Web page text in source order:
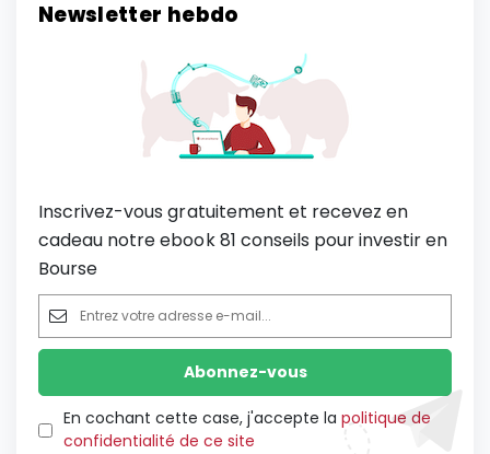
Newsletter hebdo
Inscrivez-vous gratuitement et recevez en
cadeau notre ebook 81 conseils pour investir en
Bourse
En cochant cette case, j'accepte la politique de
confidentialité de ce site